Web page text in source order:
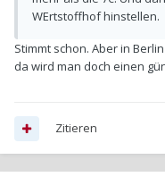
WErtstoffhof hinstellen.
Stimmt schon. Aber in
da wird man doch einen
Zitieren